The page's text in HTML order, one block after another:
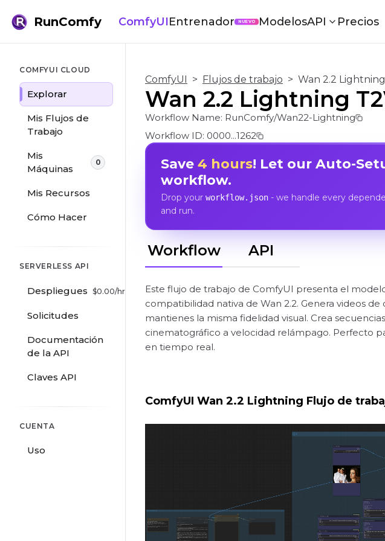
RunComfy ComfyUIEntrenador NUEVO ModelosAPI Precios
COMFYUI CLOUD
Explorar
Mis Flujos de
Trabajo
Mis
Máquinas
0
Mis Recursos
Cómo Hacer
SERVERLESS API
Despliegues $0.00/hr
Solicitudes
Documentación
de la API
Claves API
CUENTA
Uso
ComfyUI > Flujos de trabajo > Wan 2.2
Wan 2.2 Lightning
Workflow Name: RunComfy/Wan22-Lightning
Workflow ID: 0000...1262
Save 4 hours! Let our Auto-
workflow.
Drop your workflow.json- we handle every
and run.
Workflow API
Este flujo de trabajo de ComfyUI presenta el
compatibilidad nativa de Wan 2.2. Genera videos
mantienes la misma fidelidad visual. Crea
cinematográfico a velocidad relámpago. Perfecto
en tiempo real.
ComfyUI Wan 2.2 Lightning Flujo de